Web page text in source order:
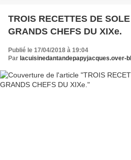
TROIS RECETTES DE
GRANDS CHEFS DU XIXe.
Publié le 17/04/2018 à 19:04
Par lacuisinedantandepapyjacques.over-